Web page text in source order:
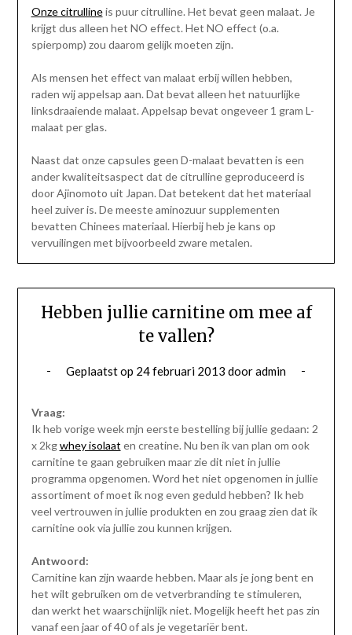
Onze citrullineis puur citrulline. Het bevat geen malaat. Je
krijgt dus alleen het NO effect. Het NO effect (o.a.
spierpomp) zou daarom gelijk moeten zijn.
Als mensen het effect van malaat erbij willen hebben,
raden wij appelsap aan. Dat bevat alleen het natuurlijke
linksdraaiende malaat. Appelsap bevat ongeveer 1 gram L-
malaat per glas.
Naast dat onze capsules geen D-malaat bevatten is een
ander kwaliteitsaspect dat de citrulline geproduceerd is
door Ajinomoto uit Japan. Dat betekent dat het materiaal
heel zuiver is. De meeste aminozuur supplementen
bevatten Chinees materiaal. Hierbij heb je kans op
vervuilingen met bijvoorbeeld zware metalen.
Hebben jullie carnitine om mee af
te vallen?
Geplaatst op 24 februari 2013 dooradmin
Vraag:
Ik heb vorige week mjn eerste bestelling bij jullie gedaan: 2
x 2kgwhey isolaat en creatine. Nu ben ik van plan om ook
carnitine te gaan gebruiken maar zie dit niet in jullie
programma opgenomen. Word het niet opgenomen in jullie
assortiment of moet ik nog even geduld hebben? Ik heb
veel vertrouwen in jullie produkten en zou graag zien dat ik
carnitine ook via jullie zou kunnen krijgen.
Antwoord:
Carnitine kan zijn waarde hebben. Maar als je jong bent en
het wilt gebruiken om de vetverbranding te stimuleren,
dan werkt het waarschijnlijk niet. Mogelijk heeft het pas zin
vanaf een jaar of 40 of als je vegetariër bent.